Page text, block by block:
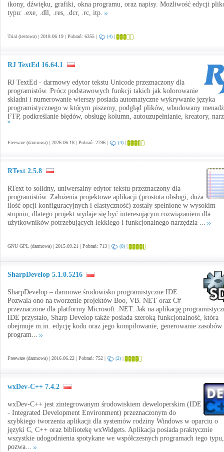
ikony, dźwięku, grafiki, okna programu, oraz napisy. Możliwość edycji
typu: .exe, .dll, .res, .dcr, .rc, itp.
Trial (testowa) | 2018.06.19 | Pobrań: 6355 | (4) |
RJ TextEd 16.64.1
RJ TextEd - darmowy edytor tekstu Unicode przeznaczony dla
programistów. Prócz podstawowych funkcji takich jak kolorowanie
składni i numerowanie wierszy posiada automatyczne wykrywanie języka
programistycznego w którym piszemy, podgląd plików, wbudowany
FTP, podkreślanie błędów, obsługę kolumn, autouzupełnianie, kreatory,
Freeware (darmowa) | 2026.06.18 | Pobrań: 2796 | (4) |
RText 2.5.8
RText to solidny, uniwersalny edytor tekstu przeznaczony dla
programistów. Założenia projektowe aplikacji (prostota obsługi, duża
ilość opcji konfiguracyjnych i elastyczność) zostały spełnione w wysokim
stopniu, dlatego projekt wydaje się być interesującym rozwiązaniem dla
użytkowników potrzebujących lekkiego i funkcjonalnego narzędzia ...
GNU GPL (darmowa) | 2015.09.21 | Pobrań: 713 | (0) |
SharpDevelop 5.1.0.5216
SharpDevelop – darmowe środowisko programistyczne IDE.
Pozwala ono na tworzenie projektów Boo, VB. NET oraz C#
przeznaczone dla platformy Microsoft .NET. Jak na aplikację
IDE przystało, Sharp Develop także posiada szeroką funkcjonalność, która
obejmuje m.in. edycję kodu oraz jego kompilowanie, generowanie zasobów
program...
Freeware (darmowa) | 2016.06.22 | Pobrań: 752 | (2) |
wxDev-C++ 7.4.2
wxDev-C++ jest zintegrowanym środowiskiem deweloperskim (IDE
- Integrated Development Environment) przeznaczonym do
szybkiego tworzenia aplikacji dla systemów rodziny Windows w oparciu o
języki C, C++ oraz bibliotekę wxWidgets. Aplikacja posiada praktycznie
wszystkie udogodnienia spotykane we współczesnych programach tego typu,
pozwa...